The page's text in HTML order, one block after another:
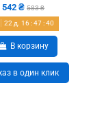
542 ₴ 583 ₴
22д. 16 :47:40
В корзину
в один клик